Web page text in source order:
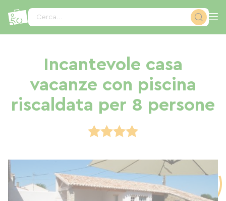
Cerca...
Incantevole casa
vacanze con piscina
riscaldata per 8 persone
Pannello di gestione dei cookies